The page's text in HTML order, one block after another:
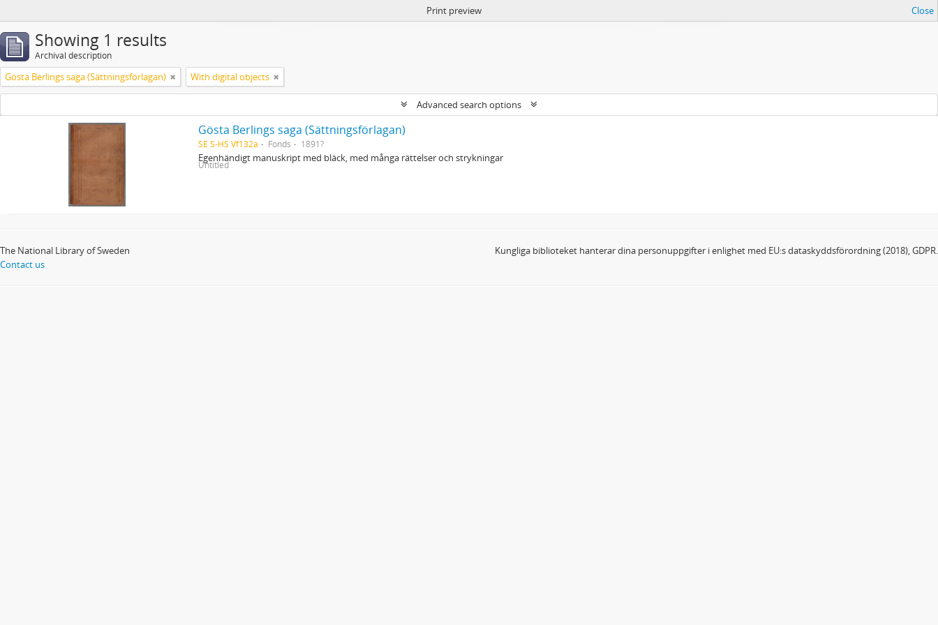
Print preview Close
Showing 1 results
Archival description
Gösta Berlings saga (Sättningsförlagan) With digital objects
Advanced search options
Gösta Berlings saga (Sättningsförlagan)
SE S-HS Vf132a Fonds 1891?
Egenhändigt manuskript med bläck, med många rättelser och strykningar
Untitled
The National Library of Sweden
Contact us
Kungliga biblioteket hanterar dina personuppgifter i enlighet med EU:s dataskyddsförordning (2018), GDPR.